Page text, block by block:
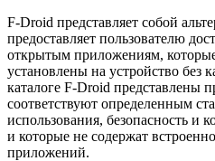
F-Droid представляет собой
предоставляет пользователю
открытым приложениям,
установлены на устройство без
каталоге F-Droid представлены
соответствуют определенным
использования, безопасность и
и которые не содержат
приложений.